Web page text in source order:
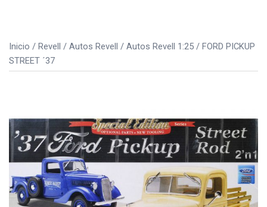
Inicio / Revell / Autos Revell / Autos Revell 1:25 / FORD PICKUP
STREET ´37